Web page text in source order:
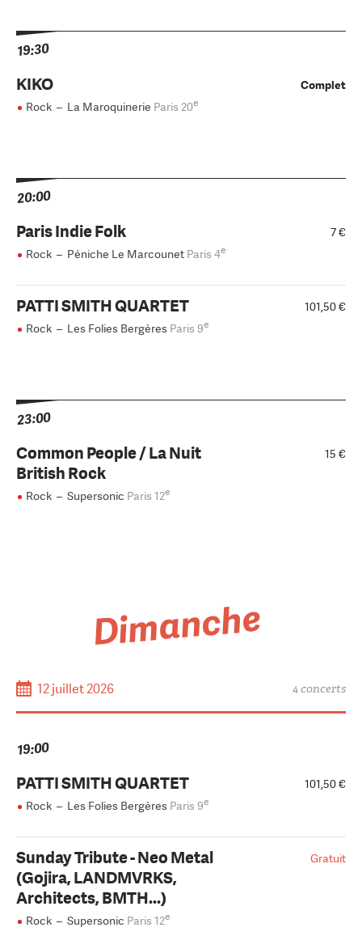
19:30
Complet
KIKO
Rock – La Maroquinerie Paris 20e
20:00
7 €
Paris Indie Folk
Rock – Péniche Le Marcounet Paris 4e
101,50 €
PATTI SMITH QUARTET
Rock – Les Folies Bergères Paris 9e
23:00
15 €
Common People / La Nuit
British Rock
Rock – Supersonic Paris 12e
Dimanche
12 juillet 2026 4 concerts
19:00
101,50 €
PATTI SMITH QUARTET
Rock – Les Folies Bergères Paris 9e
Gratuit
Sunday Tribute - Neo Metal
(Gojira, LANDMVRKS,
Architects, BMTH...)
Rock – Supersonic Paris 12e